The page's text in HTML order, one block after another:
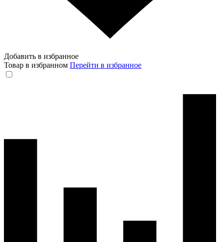
Добавить в избранное
Товар в избранном Перейти в избранное